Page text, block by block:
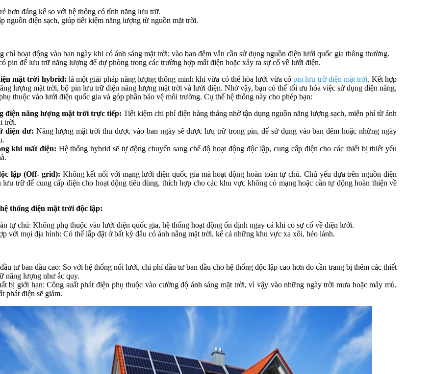
hơn đáng kể so với hệ thống có tính năng lưu trữ.
nguồn điện sạch, giúp tiết kiệm năng lượng từ nguồn mặt trời.
chỉ hoạt động vào ban ngày khi có ánh sáng mặt trời; vào ban đêm vẫn cần sử dụng nguồn điện lưới quốc gia thông thường.
pin để lưu trữ năng lượng để dự phòng trong các trường hợp mất điện hoặc xảy ra sự cố về lưới điện.
mặt trời hybrid: là một giải pháp năng lượng thông minh khi vừa có thể hòa lưới vừa cópin lưu trữ điện mặt trời. Kết hợp
lượng mặt trời, bộ pin lưu trữ điện năng lượng mặt trời và lưới điện. Nhờ vậy, bạn có thể tối ưu hóa việc sử dụng điện năng,
thuộc vào lưới điện quốc gia và góp phần bảo vệ môi trường. Cụ thể hệ thống này cho phép bạn:
điện năng lượng mặt trời trực tiếp: Tiết kiệm chi phí điện hàng tháng nhờ tận dụng nguồn năng lượng sạch, miễn phí từ ánh
trời.
điện dư: Năng lượng mặt trời thu được vào ban ngày sẽ được lưu trữ trong pin, để sử dụng vào ban đêm hoặc những ngày
khi mất điện: Hệ thống hybrid sẽ tự động chuyển sang chế độ hoạt động độc lập, cung cấp điện cho các thiết bị thiết yếu
lập (Off- grid): Không kết nối với mạng lưới điện quốc gia mà hoạt động hoàn toàn tự chủ. Chủ yếu dựa trên nguồn điện
trữ để cung cấp điện cho hoạt động tiêu dùng, thích hợp cho các khu vực không có mạng hoặc cần tự động hoàn thiện về
thống điện mặt trời độc lập:
tự chủ: Không phụ thuộc vào lưới điện quốc gia, hệ thống hoạt động ổn định ngay cả khi có sự cố về điện lưới.
với mọi địa hình: Có thể lắp đặt ở bất kỳ đâu có ánh nắng mặt trời, kể cả những khu vực xa xôi, hẻo lánh.
tư ban đầu cao: So với hệ thống nối lưới, chi phí đầu tư ban đầu cho hệ thống độc lập cao hơn do cần trang bị thêm các thiết
năng lượng như ắc quy.
bị giới hạn: Công suất phát điện phụ thuộc vào cường độ ánh sáng mặt trời, vì vậy vào những ngày trời mưa hoặc mây mù,
phát điện sẽ giảm.